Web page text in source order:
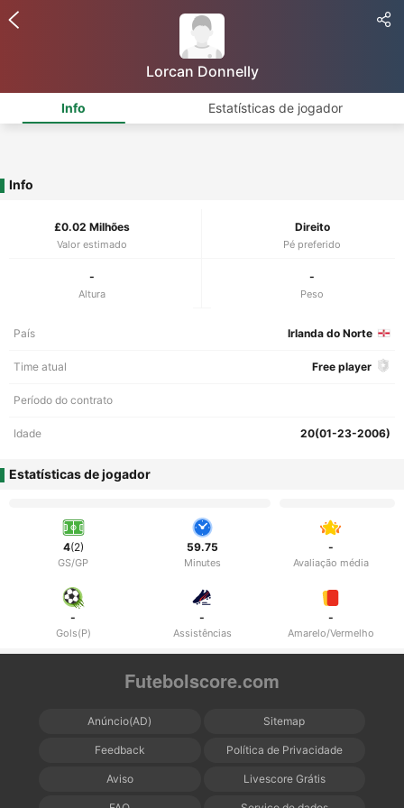
Lorcan Donnelly
Info Estatísticas de jogador
Info
£0.02 Milhões
Valor estimado
Direito
Pé preferido
-
Altura
-
Peso
País Irlanda do Norte
Time atual Free player
Período do contrato
Idade 20(01-23-2006)
Estatísticas de jogador
4(2)
GS/GP
59.75
Minutes
-
Avaliação média
-
Gols(P)
-
Assistências
-
Amarelo/Vermelho
Futebolscore.com
Anúncio(AD) Sitemap
Feedback Política de Privacidade
Aviso Livescore Grátis